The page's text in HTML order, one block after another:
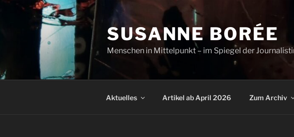
Zum
SUSANNE BORÉE
Menschen in Mittelpunkt – im Spiegel der
Aktuelles Artikel ab April 2026 Zum Archiv